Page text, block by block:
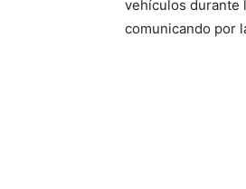
vehículos durante
comunicando por